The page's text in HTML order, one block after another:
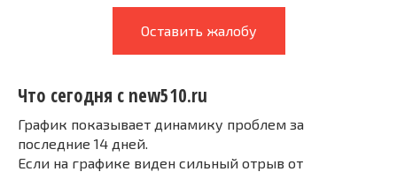
Оставить жалобу
Что сегодня с new510.ru
График показывает динамику проблем за
последние 14 дней.
Если на графике виден сильный отрыв от